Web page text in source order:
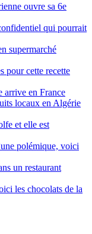
ouvre sa 6e
qui pourrait
supermarché
pour cette recette
arrive en France
locaux en Algérie
et elle est
polémique, voici
un restaurant
les chocolats de la